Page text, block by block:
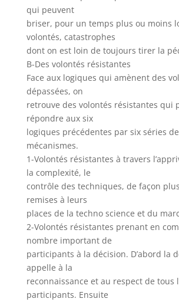
qui peuvent
briser, pour un temps plus ou moins
volontés, catastrophes
dont on est loin de toujours tirer la
B-Des volontés résistantes
Face aux logiques qui amènent des
dépassées, on
retrouve des volontés résistantes qui
répondre aux six
logiques précédentes par six séries
mécanismes.
1-Volontés résistantes à travers
la complexité, le
contrôle des techniques, de façon
remises à leurs
places de la techno science et du
2-Volontés résistantes prenant en
nombre important de
participants à la décision. D’abord la
appelle à la
reconnaissance et au respect de tous
participants. Ensuite